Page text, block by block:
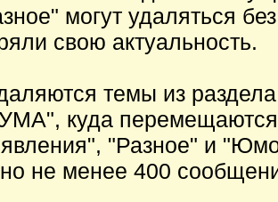
могут удаляться
свою актуальность.
темы из
куда перемещаются
"Разное" и
не менее 400